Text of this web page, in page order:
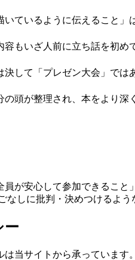
いているように伝えること」
もいざ人前に立ち話を初め
決して「プレゼン大会」で
頭が整理され、本をより深
が安心して参加できるこ
なしに批判・決めつけるよ
ー
当サイトから承っていま